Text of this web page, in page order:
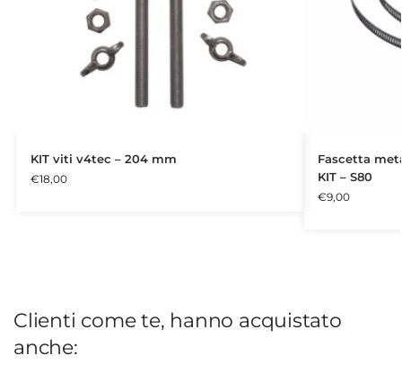
KIT viti v4tec – 204 mm
€18,00
Fascetta
KIT – S80
€9,00
Clienti come te, hanno acquistato
anche: